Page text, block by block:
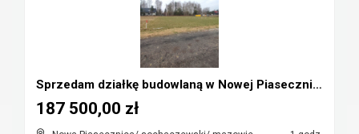
Sprzedam działkę budowlaną w Nowej Piasecznicy
187 500,00 zł